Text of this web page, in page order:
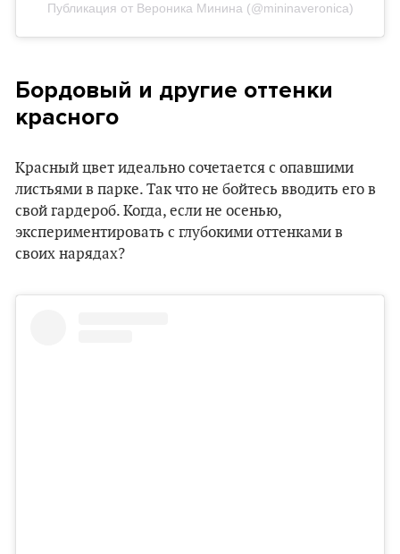
Публикация от Вероника Минина (@mininaveronica)
Бордовый и другие оттенки
красного
Красный цвет идеально сочетается с опавшими
листьями в парке. Так что не бойтесь вводить его в
свой гардероб. Когда, если не осенью,
экспериментировать с глубокими оттенками в
своих нарядах?